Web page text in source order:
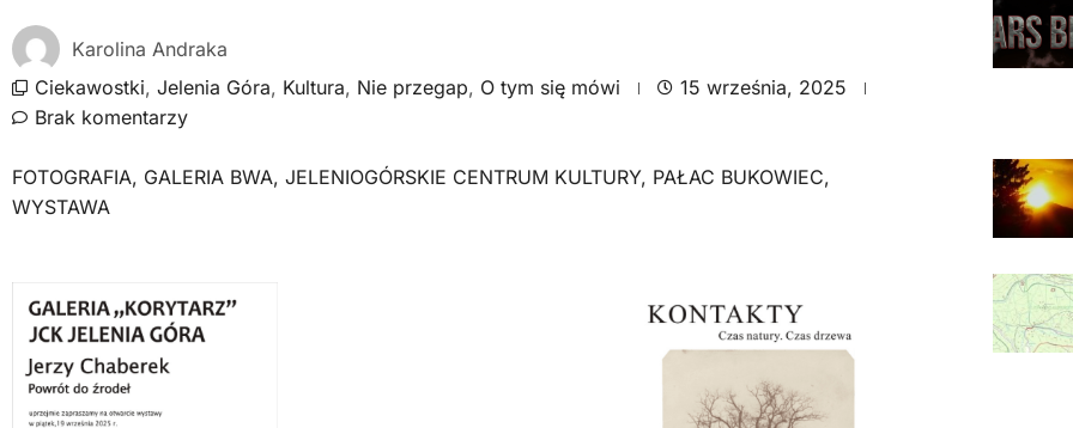
Karolina Andraka
Ciekawostki, Jelenia Góra, Kultura, Nie przegap, O tym się mówi
15 września, 2025
Brak komentarzy
FOTOGRAFIA, GALERIA BWA, JELENIOGÓRSKIE CENTRUM KULTURY, PAŁAC BUKOWIEC,
WYSTAWA